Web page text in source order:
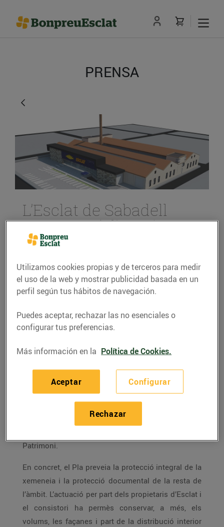
PRENSA
L’Esclat de Sabadell
conservarà l’espai
arquitectònic de valor
patrimonial de la
Fàbrica Llagostera-
Sampere
Fàbrica Llagostera-Sampere–un dels elements
la ciutat vallesana– conservarà l’estructura i la
xemeneia. Es tracta de la primera vegada que a
Sabadell s’aconsegueix mantenir un espai
arquitectònic de valor patrimonial que només
Patrimoni.
En concret, el Pla preveia la protecció integral de la
xemeneia i la protecció documental de la resta de
l’àmbit. L’actuació per part dels propietaris d’Esclat i
el consistori ha permès conservar, a més, els
volums, les façanes i part de la distribució interior
Utilizamos cookies propias y de terceros para medir
el uso de la web y mostrar publicidad basada en un
perfil según tus hábitos de navegación.
Puedes aceptar, rechazar las no esenciales o
configurar tus preferencias.
Más información en la Política de Cookies.
Configurar
Rechazar
Aceptar